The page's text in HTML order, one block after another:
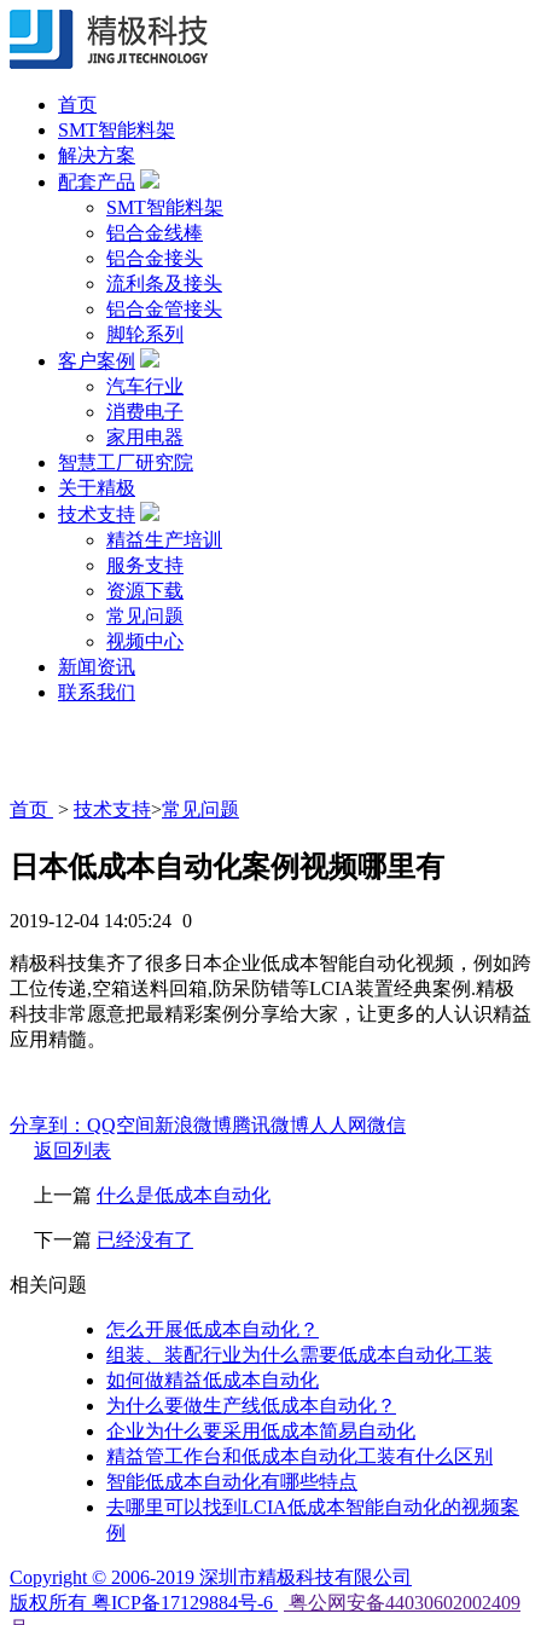
首页
SMT智能料架
解决方案
配套产品
SMT智能料架
铝合金线棒
铝合金接头
流利条及接头
铝合金管接头
脚轮系列
客户案例
汽车行业
消费电子
家用电器
智慧工厂研究院
关于精极
技术支持
精益生产培训
服务支持
资源下载
常见问题
视频中心
新闻资讯
联系我们
首页 > 技术支持>常见问题
日本低成本自动化案例视频哪里有
2019-12-04 14:05:24 0
精极科技集齐了很多日本企业低成本智能自动化视频，例如跨
工位传递,空箱送料回箱,防呆防错等LCIA装置经典案例.精极
科技非常愿意把最精彩案例分享给大家，让更多的人认识精益
应用精髓。
分享到： QQ空间新浪微博腾讯微博人人网微信
返回列表
上一篇 什么是低成本自动化
下一篇 已经没有了
相关问题
怎么开展低成本自动化？
组装、装配行业为什么需要低成本自动化工装
如何做精益低成本自动化
为什么要做生产线低成本自动化？
企业为什么要采用低成本简易自动化
精益管工作台和低成本自动化工装有什么区别
智能低成本自动化有哪些特点
去哪里可以找到LCIA低成本智能自动化的视频案
例
Copyright © 2006-2019 深圳市精极科技有限公司
版权所有 粤ICP备17129884号-6
粤公网安备44030602002409